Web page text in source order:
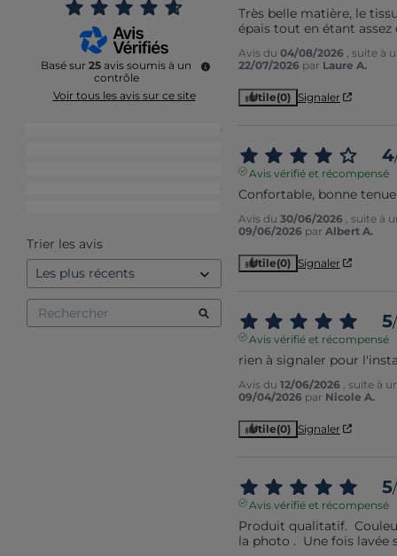
Basé sur 25 avis soumis à un
contrôle
Voir tous les avis sur ce site
20
0
Trier les avis
Très belle matière, le
épais tout en étant assez
Avis du 04/08/2026
, suite à
22/07/2026 par Laure A.
Utile(0) Signaler
4
Avis vérifié et récompensé
Confortable, bonne tenue
Avis du 30/06/2026
, suite à
09/06/2026 par Albert A.
Utile(0) Signaler
5/
Avis vérifié et récompensé
rien à signaler pour
Avis du 12/06/2026
, suite à
09/04/2026 par Nicole A.
Utile(0) Signaler
5/
Avis vérifié et récompensé
Produit qualitatif.
la photo .  Une fois lavée